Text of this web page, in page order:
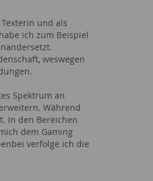
und als
ich zum Beispiel
weswegen
Spektrum an
Während
In den Bereichen
dem Gaming
verfolge ich die